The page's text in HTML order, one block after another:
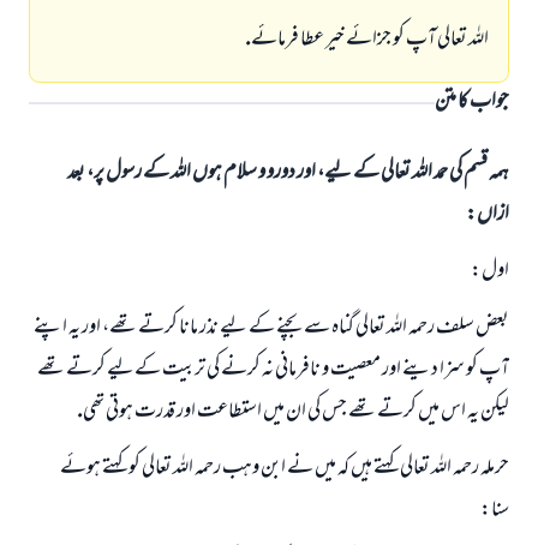
اللہ تعالى آپ كو جزائے خير عطا فرمائے.
جواب کا متن
ہمہ قسم کی حمد اللہ تعالی کے لیے، اور دورو و سلام ہوں اللہ کے رسول پر، بعد
ازاں:
اول:
بعض سلف رحمہ اللہ تعالى گناہ سے بچنے كے ليے نذر مانا كرتے تھے، اور يہ اپنے
آپ كو سزا دينے اور معصيت و نافرمانى نہ كرنے كى تربيت كےليے كرتے تھے
ليكن يہ اس ميں كرتے تھے جس كى ان ميں استطاعت اور قدرت ہوتى تھى.
حرملہ رحمہ اللہ تعالى كہتے ہيں كہ ميں نے ابن وہب رحمہ اللہ تعالى كو كہتے ہوئے
سنا: